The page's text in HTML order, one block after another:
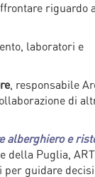
riguardo
laboratori e
, responsabile
di
alberghiero e
della Puglia,
per guidare